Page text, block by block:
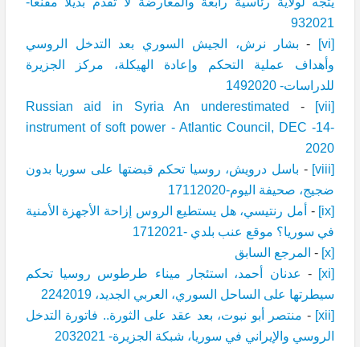
932021
[vi]
- بشار نرش، الجيش السوري بعد التدخل الروسي
وأهداف عملية التحكم وإعادة الهيكلة، مركز الجزيرة
للدراسات- 1492020
[vii]
-
Russian aid in Syria An underestimated
instrument of soft power - Atlantic Council, DEC -14-
2020
[viii]
- باسل درويش، روسيا تحكم قبضتها على سوريا بدون
ضجيج، صحيفة اليوم-17112020
[ix]
- أمل رنتيسي، هل يستطيع الروس إزاحة الأجهزة الأمنية
في سوريا؟ موقع عنب بلدي -1712021
[x]
- المرجع السابق
[xi]
- عدنان أحمد، استئجار ميناء طرطوس روسيا تحكم
سيطرتها على الساحل السوري، العربي الجديد، 2242019
[xii]
- منتصر أبو نبوت، بعد عقد على الثورة.. فاتورة التدخل
الروسي والإيراني في سوريا، شبكة الجزيرة- 2032021